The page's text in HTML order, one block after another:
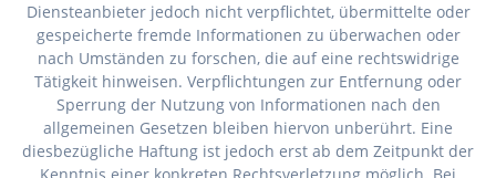
Diensteanbieter jedoch nicht verpflichtet, übermittelte oder
gespeicherte fremde Informationen zu überwachen oder
nach Umständen zu forschen, die auf eine rechtswidrige
Tätigkeit hinweisen. Verpflichtungen zur Entfernung oder
Sperrung der Nutzung von Informationen nach den
allgemeinen Gesetzen bleiben hiervon unberührt. Eine
diesbezügliche Haftung ist jedoch erst ab dem Zeitpunkt der